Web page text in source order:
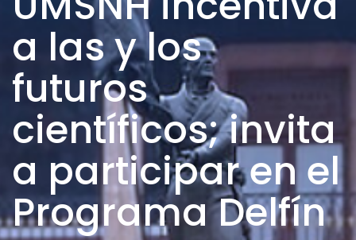
a las y los
futuros
científicos; invita
a participar en el
Programa Delfín